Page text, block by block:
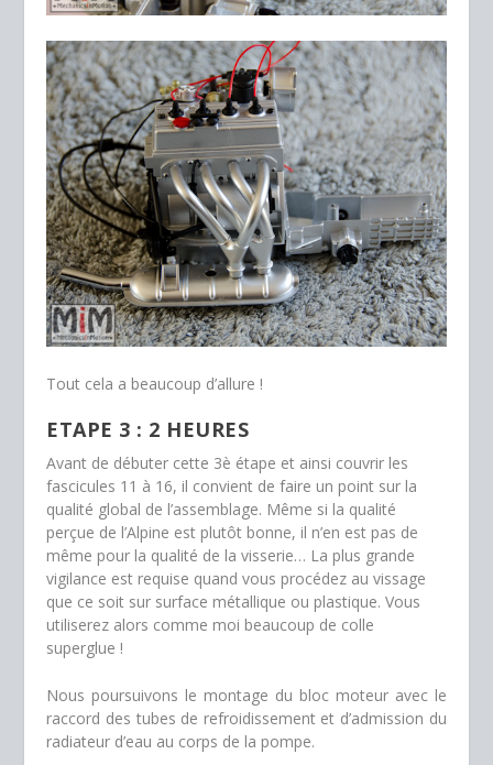
Tout cela a beaucoup d’allure !
ETAPE 3 : 2 HEURES
Avant de débuter cette 3è étape et ainsi couvrir les
fascicules 11 à 16, il convient de faire un point sur la
qualité global de l’assemblage. Même si la qualité
perçue de l’Alpine est plutôt bonne, il n’en est pas de
même pour la qualité de la visserie… La plus grande
vigilance est requise quand vous procédez au vissage
que ce soit sur surface métallique ou plastique. Vous
utiliserez alors comme moi beaucoup de colle
superglue !
Nous poursuivons le montage du bloc moteur avec le
raccord des tubes de refroidissement et d’admission du
radiateur d’eau au corps de la pompe.